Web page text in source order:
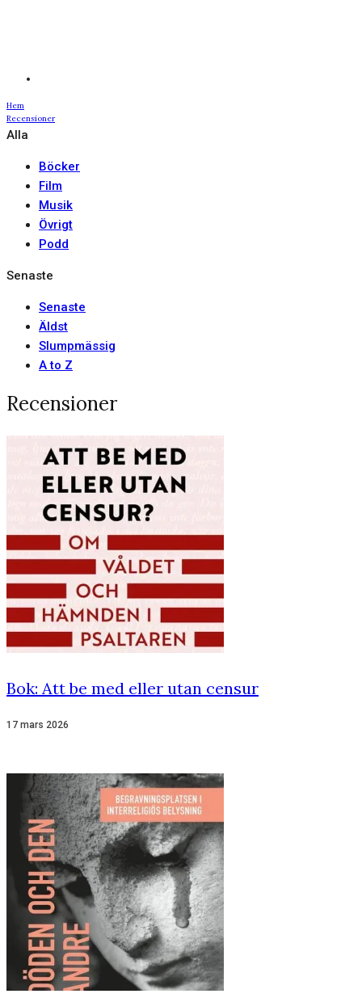
Hem
Recensioner
Alla
Böcker
Film
Musik
Övrigt
Podd
Senaste
Senaste
Äldst
Slumpmässig
A to Z
Recensioner
Bok: Att be med eller utan censur
17 mars 2026